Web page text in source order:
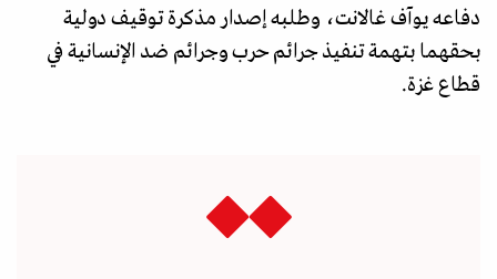
دفاعه يوآف غالانت، وطلبه إصدار مذكرة توقيف دولية
بحقهما بتهمة تنفيذ جرائم حرب وجرائم ضد الإنسانية في
قطاع غزة.